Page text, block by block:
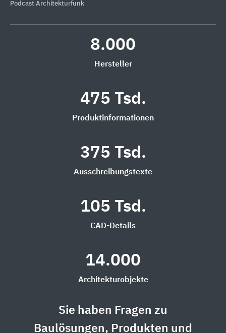
Podcast Architekturfunk
8.000
Hersteller
475 Tsd.
Produktinformationen
375 Tsd.
Ausschreibungstexte
105 Tsd.
CAD-Details
14.000
Architekturobjekte
Sie haben Fragen zu
Baulösungen, Produkten und